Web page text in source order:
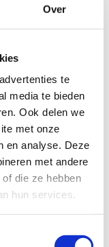
Over
te
media te bieden
Ook delen we
met onze
en analyse. Deze
met andere
die ze hebben
hun services.